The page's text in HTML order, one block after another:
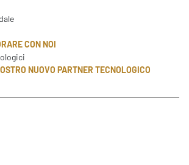
CON NOI
NUOVO PARTNER TECNOLOGICO